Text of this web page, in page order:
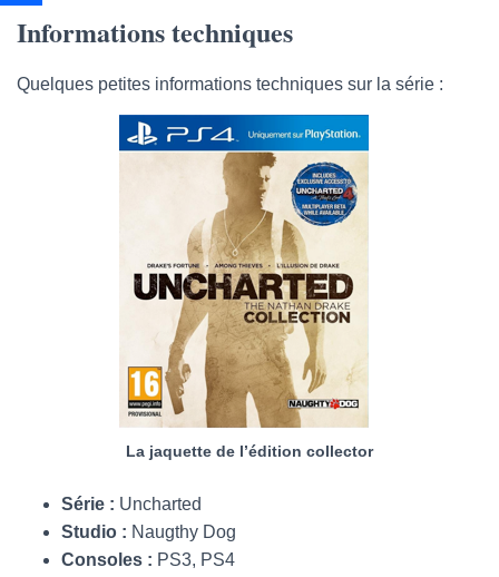
Informations techniques
Quelques petites informations techniques sur la série :
La jaquette de l’édition collector
Série : Uncharted
Studio : Naugthy Dog
Consoles : PS3, PS4